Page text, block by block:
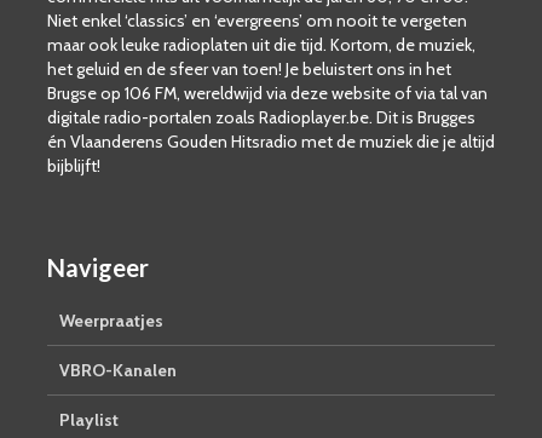
Niet enkel ‘classics’ en ‘evergreens’ om nooit te vergeten
maar ook leuke radioplaten uit die tijd. Kortom, de muziek,
het geluid en de sfeer van toen! Je beluistert ons in het
Brugse op 106 FM, wereldwijd via deze website of via tal van
digitale radio-portalen zoals Radioplayer.be. Dit is Brugges
én Vlaanderens Gouden Hitsradio met de muziek die je altijd
bijblijft!
Navigeer
Weerpraatjes
VBRO-Kanalen
Playlist